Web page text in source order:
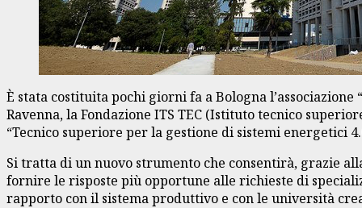
È stata costituita pochi giorni fa a Bologna
Ravenna, la Fondazione ITS TEC (Istituto tecnico
“Tecnico superiore per la gestione di sistemi energetici
Si tratta di un nuovo strumento che consentirà, grazie
fornire le risposte più opportune alle richieste di
rapporto con il sistema produttivo e con le università